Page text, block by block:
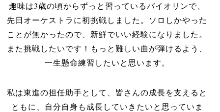
趣味は3歳の頃からずっと習っているバイオリンで、
先日オーケストラに初挑戦しました。ソロしかやった
ことが無かったので、新鮮でいい経験になりました。
また挑戦したいです！もっと難しい曲が弾けるよう、
一生懸命練習したいと思います。
私は東進の担任助手として、皆さんの成長を支えると
ともに、自分自身も成長していきたいと思っていま